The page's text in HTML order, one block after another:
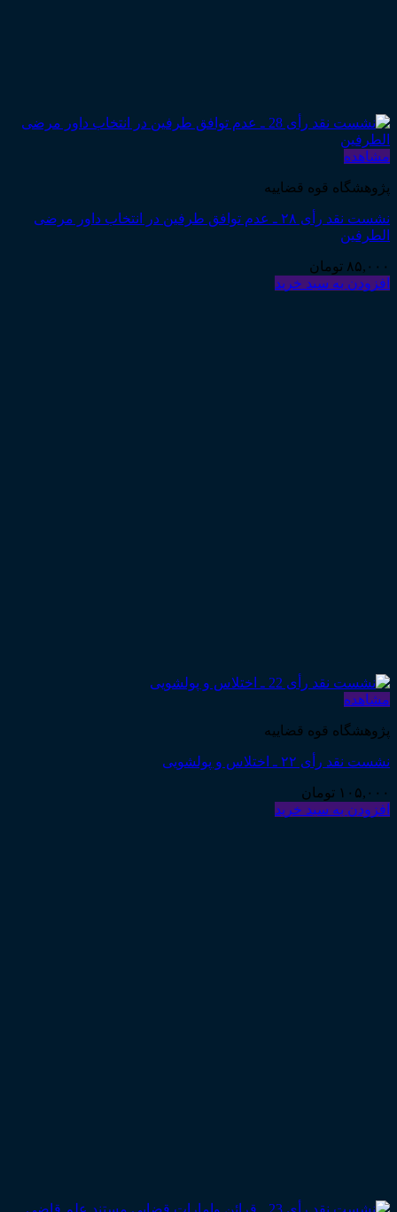
مشاهده
پژوهشگاه قوه قضاییه
نشست نقد رأی ۲۸ ـ عدم توافق طرفین در انتخاب داور مرضی
الطرفین
۸۵,۰۰۰ تومان
افزودن به سبد خرید
مشاهده
پژوهشگاه قوه قضاییه
نشست نقد رأی ۲۲ ـ اختلاس و پولشویی
۱۰۵,۰۰۰ تومان
افزودن به سبد خرید